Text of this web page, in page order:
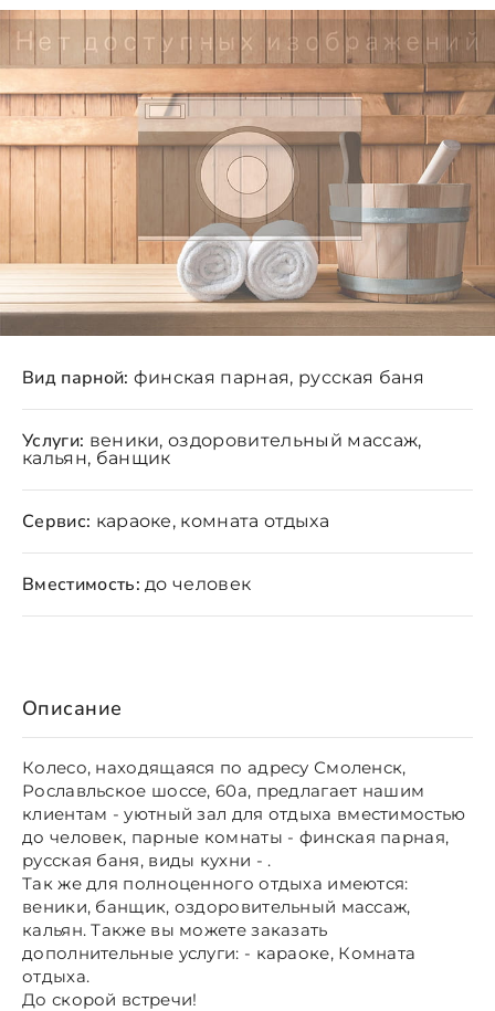
Описание
Колесо, находящаяся по адресу Смоленск,
Рославльское шоссе, 60а, предлагает нашим
клиентам - уютный зал для отдыха вместимостью
до человек, парные комнаты - финская парная,
русская баня, виды кухни - .
Так же для полноценного отдыха имеются:
веники, банщик, оздоровительный массаж,
кальян. Также вы можете заказать
дополнительные услуги: - караоке, Комната
отдыха.
До скорой встречи!
Вид парной: финская парная, русская баня
Услуги: веники, оздоровительный массаж,
кальян, банщик
Сервис: караоке, комната отдыха
Вместимость: до человек